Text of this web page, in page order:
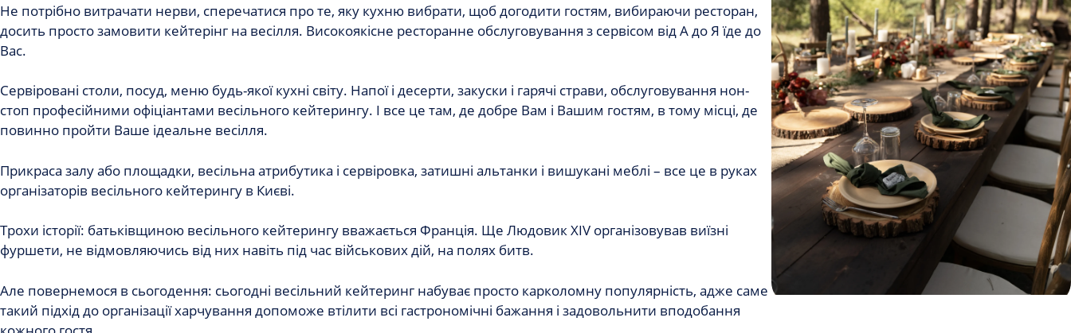
Не потрібно витрачати нерви, сперечатися про те, яку кухню вибрати, щоб догодити гостям, вибираючи ресторан,
досить просто замовити кейтерінг на весілля. Високоякісне ресторанне обслуговування з сервісом від А до Я їде до
Вас.
Сервіровані столи, посуд, меню будь-якої кухні світу. Напої і десерти, закуски і гарячі страви, обслуговування нон-
стоп професійними офіціантами весільного кейтерингу. І все це там, де добре Вам і Вашим гостям, в тому місці, де
повинно пройти Ваше ідеальне весілля.
Прикраса залу або площадки, весільна атрибутика і сервіровка, затишні альтанки і вишукані меблі – все це в руках
організаторів весільного кейтерингу в Києві.
Трохи історії: батьківщиною весільного кейтерингу вважається Франція. Ще Людовик XIV організовував виїзні
фуршети, не відмовляючись від них навіть під час військових дій, на полях битв.
Але повернемося в сьогодення: сьогодні весільний кейтеринг набуває просто карколомну популярність, адже саме
такий підхід до організації харчування допоможе втілити всі гастрономічні бажання і задовольнити вподобання